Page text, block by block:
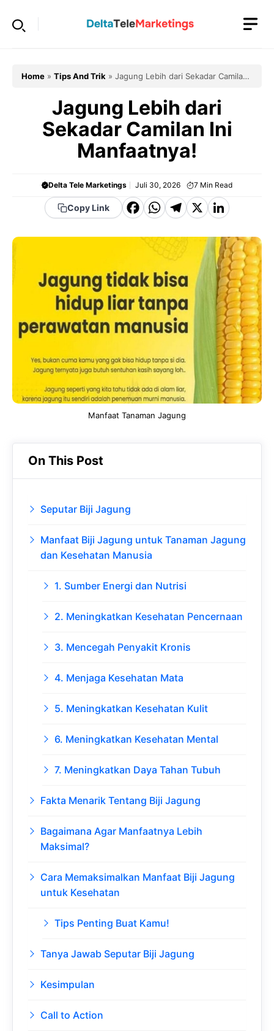
Home » Tips And Trik » Jagung Lebih dari Sekadar Camilan
Jagung Lebih dari
Sekadar Camilan Ini
Manfaatnya!
Delta Tele Marketings Juli 30, 2026 7 Min Read
Copy Link
F
e
b
o
o
W
a
t
s
A
p
T
e
g
r
a
m
X Li
k
e
d
In
Manfaat Tanaman Jagung
On This Post
Seputar Biji Jagung
Manfaat Biji Jagung untuk Tanaman Jagung
dan Kesehatan Manusia
1. Sumber Energi dan Nutrisi
2. Meningkatkan Kesehatan Pencernaan
3. Mencegah Penyakit Kronis
4. Menjaga Kesehatan Mata
5. Meningkatkan Kesehatan Kulit
6. Meningkatkan Kesehatan Mental
7. Meningkatkan Daya Tahan Tubuh
Fakta Menarik Tentang Biji Jagung
Bagaimana Agar Manfaatnya Lebih
Maksimal?
Cara Memaksimalkan Manfaat Biji Jagung
untuk Kesehatan
Tips Penting Buat Kamu!
Tanya Jawab Seputar Biji Jagung
Kesimpulan
Call to Action